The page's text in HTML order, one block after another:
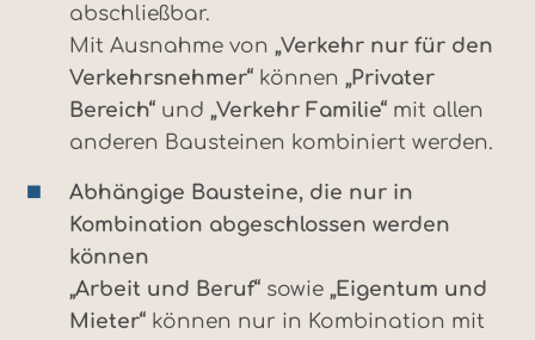
abschließbar.
Mit Ausnahme von „Verkehr nur für den
Verkehrsnehmer“ können „Privater
Bereich“ und „Verkehr Familie“ mit allen
anderen Bausteinen kombiniert werden.
Abhängige Bausteine, die nur in
Kombination abgeschlossen werden
können
„Arbeit und Beruf“ sowie „Eigentum und
Mieter“ können nur in Kombination mit